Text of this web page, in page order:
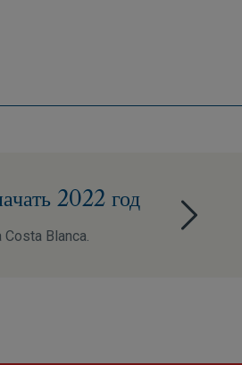
2022 год
Blanca.